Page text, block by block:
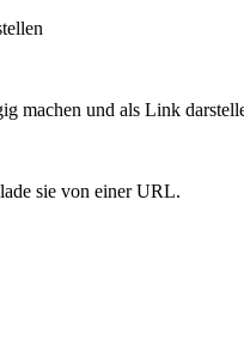
machen und als Link
sie von einer URL.